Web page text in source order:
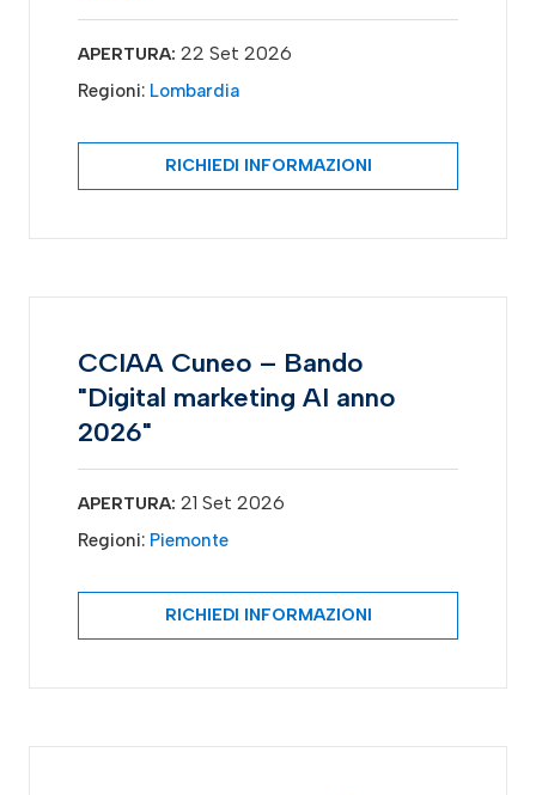
APERTURA: 22 Set 2026
Regioni: Lombardia
RICHIEDI INFORMAZIONI
CCIAA Cuneo – Bando
"Digital marketing AI anno
2026"
APERTURA: 21 Set 2026
Regioni: Piemonte
RICHIEDI INFORMAZIONI